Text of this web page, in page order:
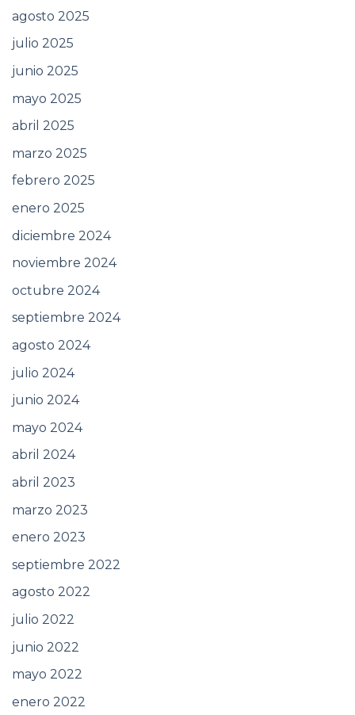
agosto 2025
julio 2025
junio 2025
mayo 2025
abril 2025
marzo 2025
febrero 2025
enero 2025
diciembre 2024
noviembre 2024
octubre 2024
septiembre 2024
agosto 2024
julio 2024
junio 2024
mayo 2024
abril 2024
abril 2023
marzo 2023
enero 2023
septiembre 2022
agosto 2022
julio 2022
junio 2022
mayo 2022
enero 2022